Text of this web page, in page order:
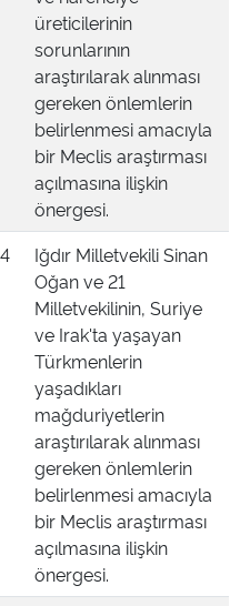
üreticilerinin
sorunlarının
araştırılarak alınması
gereken önlemlerin
belirlenmesi amacıyla
bir Meclis araştırması
açılmasına ilişkin
önergesi.
Iğdır Milletvekili Sinan
Oğan ve 21
Milletvekilinin, Suriye
ve Irak'ta yaşayan
Türkmenlerin
yaşadıkları
mağduriyetlerin
araştırılarak alınması
gereken önlemlerin
belirlenmesi amacıyla
bir Meclis araştırması
açılmasına ilişkin
önergesi.